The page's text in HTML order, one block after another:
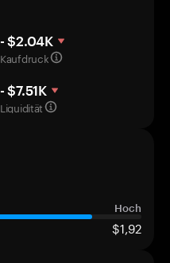
- $2.04K
Kaufdruck
- $7.51K
Liquidität
Hoch
$1,92